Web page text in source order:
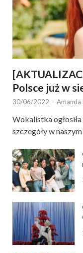
Polsce już w
30/06/2022 - Amanda
Wokalistka
szczegóły w